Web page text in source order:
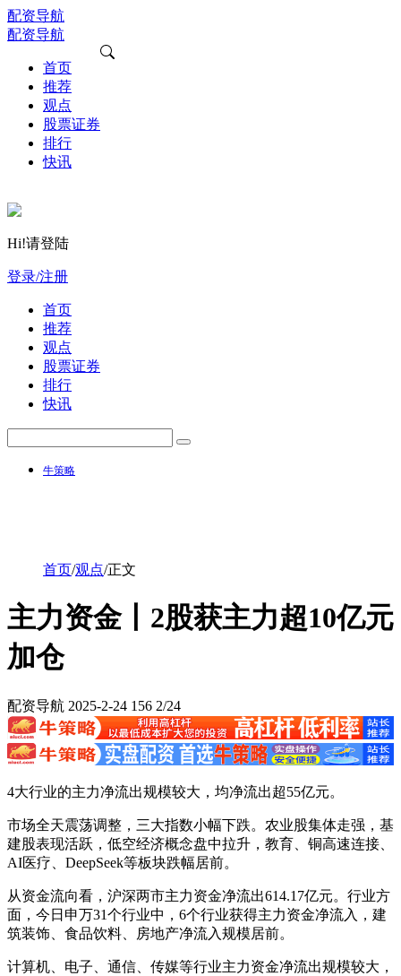
配资导航
配资导航
首页
推荐
观点
股票证券
排行
快讯
Hi!请登陆
登录/注册
首页
推荐
观点
股票证券
排行
快讯
牛策略
首页/观点/正文
主力资金丨2股获主力超10亿元
加仓
配资导航 2025-2-24 156 2/24
4大行业的主力净流出规模较大，均净流出超55亿元。
市场全天震荡调整，三大指数小幅下跌。农业股集体走强，基
建股表现活跃，低空经济概念盘中拉升，教育、铜高速连接、
AI医疗、DeepSeek等板块跌幅居前。
从资金流向看，沪深两市主力资金净流出614.17亿元。行业方
面，今日申万31个行业中，6个行业获得主力资金净流入，建
筑装饰、食品饮料、房地产净流入规模居前。
计算机、电子、通信、传媒等行业主力资金净流出规模较大，